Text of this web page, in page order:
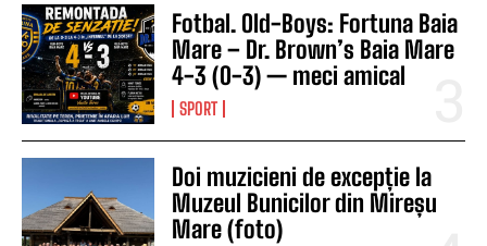
Fotbal. Old-Boys: Fortuna Baia
Mare – Dr. Brown’s Baia Mare
4-3 (0-3) — meci amical
SPORT
Doi muzicieni de excepție la
Muzeul Bunicilor din Mireșu
Mare (foto)